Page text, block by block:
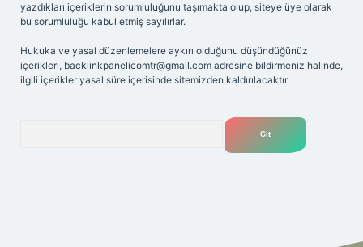
yazdıkları içeriklerin sorumluluğunu taşımakta olup, siteye üye olarak
bu sorumluluğu kabul etmiş sayılırlar.
Hukuka ve yasal düzenlemelere aykırı olduğunu düşündüğünüz
içerikleri, backlinkpanelicomtr@gmail.com adresine bildirmeniz halinde,
ilgili içerikler yasal süre içerisinde sitemizden kaldırılacaktır.